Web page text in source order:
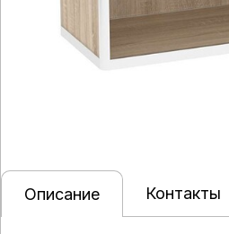
Описание Контакты